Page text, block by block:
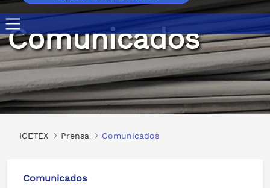
Comunicados
Comunicados
ICETEX Prensa Comunicados
Comunicados